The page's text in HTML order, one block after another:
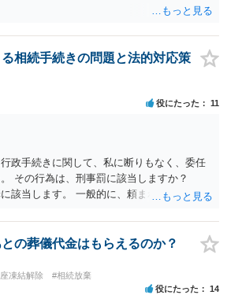
相続手続きの問題と法的対応策
役にたった 11
政手続きに関して、私に断りもなく、委任
。 その行為は、刑事罰に該当しますか？
該当します。 一般的に、頼まれた（委任さ
用することはまでは依頼の範囲ではない
す。
の葬儀代金はもらえるのか？
凍結解除 #相続放棄
役にたった 14